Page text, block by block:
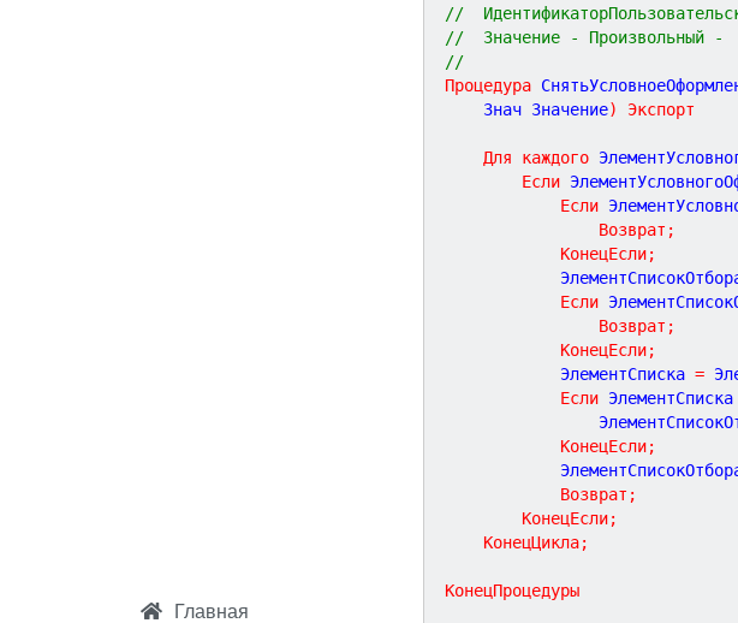
Главная
//
//  Значение - Произвольный -
//
Процедура
	Знач Значение
) Экспорт
Для каждого
Если
Если
Возврат ;
КонецЕсли;
Если
Возврат ;
КонецЕсли;
			ЭлементСписка
=
Если ЭлементСписка
КонецЕсли;
Возврат ;
КонецЕсли;
КонецЦикла;
КонецПроцедуры